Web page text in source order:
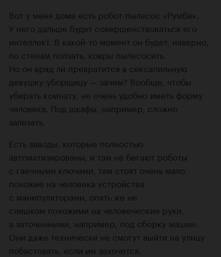
Вот у меня дома есть робот-пылесос «Румба».
У него дальше будет совершенствоваться его
интеллект. В какой-то момент он будет, наверно,
по стенам ползать, ковры пылесосить.
Но он вряд ли превратится в сексапильную
девушку-уборщицу — зачем? Вообще, чтобы
убирать комнату, не очень удобно иметь форму
человека. Под шкафы, например, сложно
залезать.
Есть заводы, которые полностью
автоматизированы, и там не бегают роботы
с гаечными ключами, там стоят очень мало
похожие на человека устройства
с манипуляторами, опять же не
слишком похожими на человеческие руки,
а заточенными, например, под сборку машин.
Они даже технически не смогут выйти на улицу
побастовать, если им захочется.